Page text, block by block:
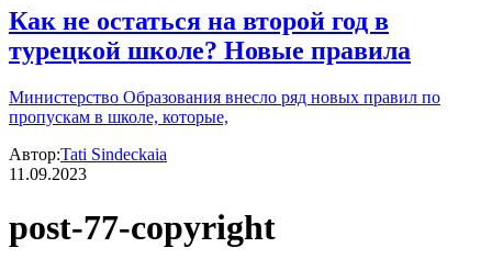
Как не остаться на второй год в
турецкой школе? Новые правила
Министерство Образования внесло ряд новых правил по
пропускам в школе, которые,
Автор:Tati Sindeckaia
11.09.2023
post-77-copyright